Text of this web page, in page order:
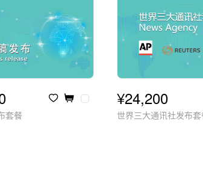
套餐
¥24,200
世界三大通讯社发布套